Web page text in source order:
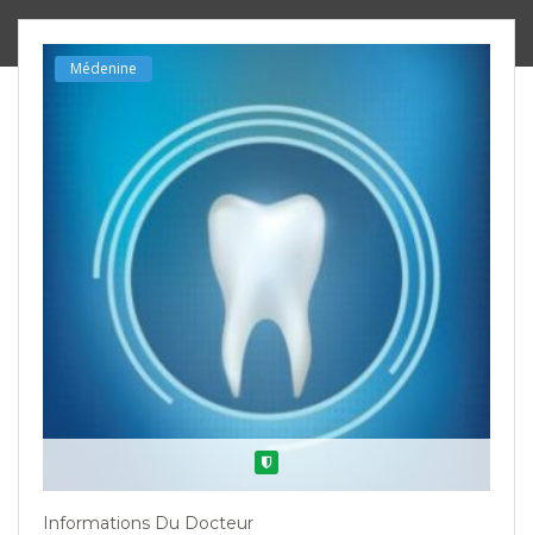
Médenine
Verified
Informations Du Docteur